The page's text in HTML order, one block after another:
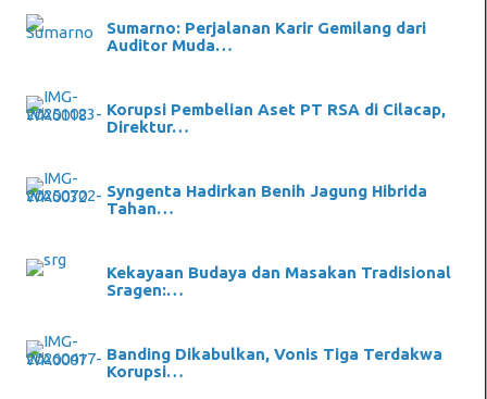
Sumarno: Perjalanan Karir Gemilang dari
Auditor Muda…
Korupsi Pembelian Aset PT RSA di Cilacap,
Direktur…
Syngenta Hadirkan Benih Jagung Hibrida
Tahan…
Kekayaan Budaya dan Masakan Tradisional
Sragen:…
Banding Dikabulkan, Vonis Tiga Terdakwa
Korupsi…